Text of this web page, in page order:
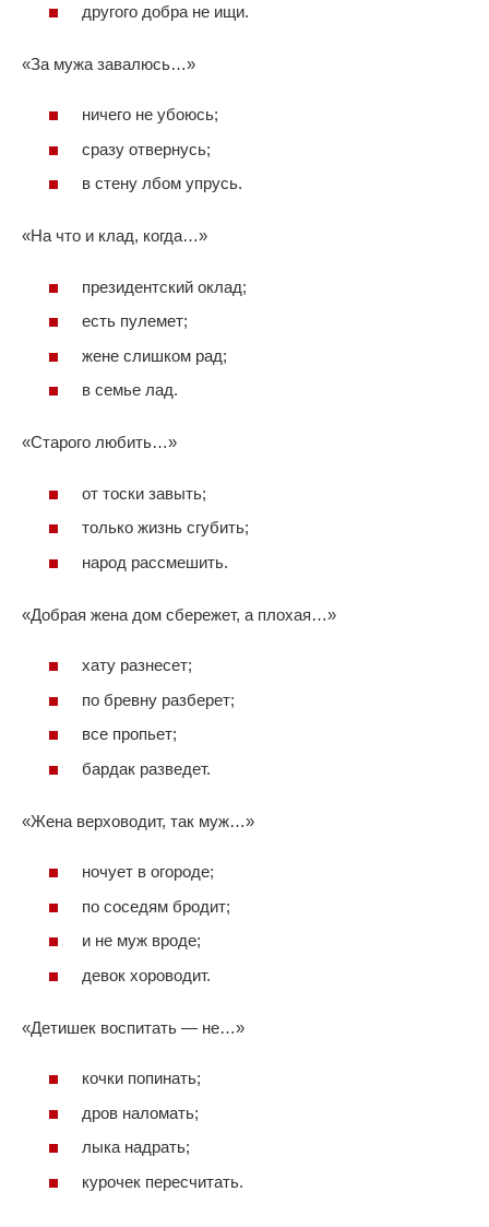
другого добра не ищи.
«За мужа завалюсь…»
ничего не убоюсь;
сразу отвернусь;
в стену лбом упрусь.
«На что и клад, когда…»
президентский оклад;
есть пулемет;
жене слишком рад;
в семье лад.
«Старого любить…»
от тоски завыть;
только жизнь сгубить;
народ рассмешить.
«Добрая жена дом сбережет, а плохая…»
хату разнесет;
по бревну разберет;
все пропьет;
бардак разведет.
«Жена верховодит, так муж…»
ночует в огороде;
по соседям бродит;
и не муж вроде;
девок хороводит.
«Детишек воспитать — не…»
кочки попинать;
дров наломать;
лыка надрать;
курочек пересчитать.